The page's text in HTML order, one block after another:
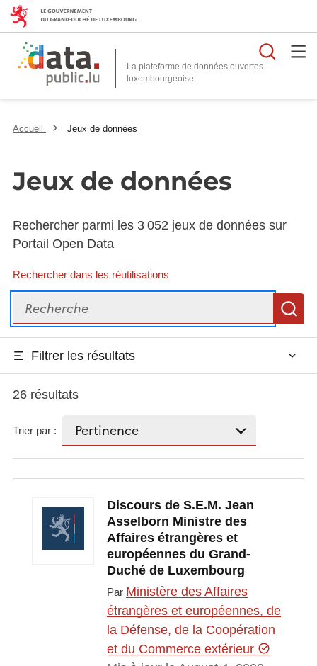
La plateforme de données ouvertes
Accueil Jeux de données
Jeux de données
Rechercher parmi les 3 052 jeux de données sur
Portail Open Data
Rechercher dans les réutilisations
Recherche
Filtrer les résultats
26 résultats
Trier par :
Discours de S.E.M. Jean
Asselborn Ministre des
Affaires étrangères et
européennes du Grand-
Duché de Luxembourg
Par Ministère des Affaires
étrangères et européennes, de
la Défense, de la Coopération
et du Commerce extérieur